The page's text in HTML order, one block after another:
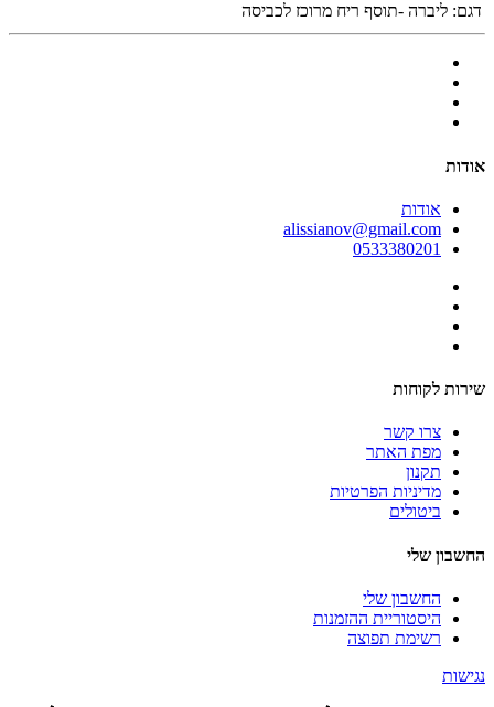
דגם: ליברה -תוסף ריח מרוכז לכביסה
אודות
אודות
alissianov@gmail.com
0533380201
שירות לקוחות
צרו קשר
מפת האתר
תקנון
מדיניות הפרטיות
ביטולים
החשבון שלי
החשבון שלי
היסטוריית ההזמנות
רשימת תפוצה
נגישות